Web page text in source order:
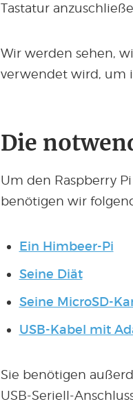
Tastatur
Wir werden sehen,
verwendet wird, um
Die
Um den Raspberry
benötigen wir
Ein Himbeer-Pi
Seine Diät
Seine MicroSD-
USB-Kabel mit
Sie benötigen
USB-Seriell-